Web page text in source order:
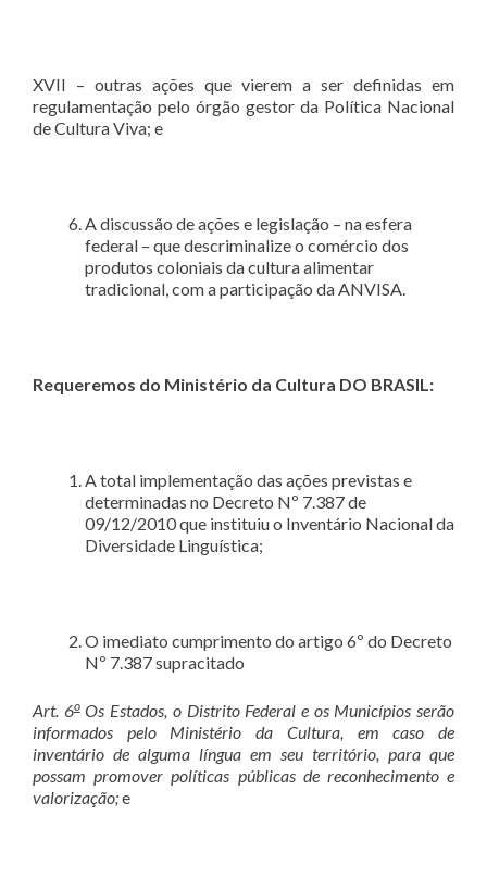
XVII – outras ações que vierem a ser definidas em
regulamentação pelo órgão gestor da Política Nacional
de Cultura Viva; e
A discussão de ações e legislação – na esfera
federal – que descriminalize o comércio dos
produtos coloniais da cultura alimentar
tradicional, com a participação da ANVISA.
Requeremos do Ministério da Cultura DO BRASIL:
A total implementação das ações previstas e
determinadas no Decreto Nº 7.387 de
09/12/2010 que instituiu o Inventário Nacional da
Diversidade Linguística;
O imediato cumprimento do artigo 6º do Decreto
Nº 7.387 supracitado
Art. 6o Os Estados, o Distrito Federal e os Municípios serão
informados pelo Ministério da Cultura, em caso de
inventário de alguma língua em seu território, para que
possam promover políticas públicas de reconhecimento e
valorização;e